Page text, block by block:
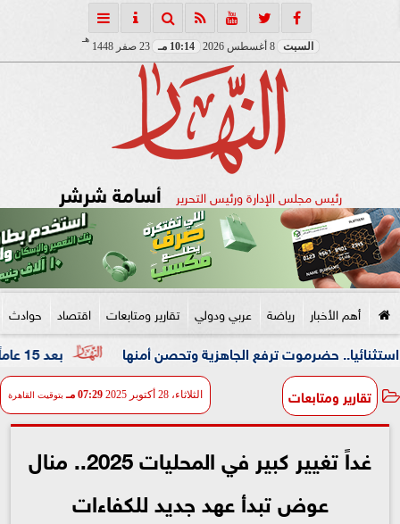
السبت 8 أغسطس 2026 10:14 مـ 23 صفر 1448
هـ
رئيس مجلس الإدارة ورئيس التحرير أسامة شرشر
أهم الأخبار رياضة عربي ودولي تقارير ومتابعات اقتصاد حوادث
بعد 15 عاماً من الغياب.. المجلس الثقافي البريطاني شريكاً لمهرجان القاهرة للمسرح التجريبي ترفع الجاهزية وتحصن أمنها
تقارير ومتابعات الثلاثاء، 28 أكتوبر 2025 07:29 مـ بتوقيت القاهرة
غداً تغيير كبير في المحليات 2025.. منال
عوض تبدأ عهد جديد للكفاءات